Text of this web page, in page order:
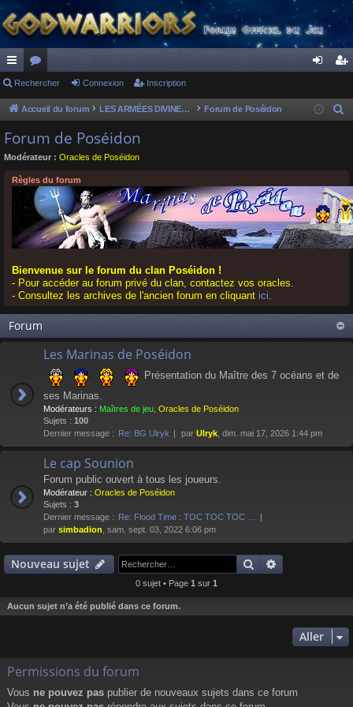
ac
co
ur
ci
or
u
s
ne cri
Rechercher Connexion Inscription
Accueil du forum LES ARMÉES DIVINES - FORUMS DE CLAN Forum de Poséidon
r
c
h
e
Forum de Poséidon
Modérateur : Oracles de Poséidon
Règles du forum
Bienvenue sur le forum du clan Poséidon !
- Pour accéder au forum privé du clan, contactez vos oracles.
- Consultez les archives de l'ancien forum en cliquant ici.
Forum
Les Marinas de Poséidon
Présentation du Maître des 7 océans et de
ses Marinas.
Modérateurs : Maîtres de jeu Oracles de Poséidon
Sujets : 100
Dernier message : Re: BG Ulryk par Ulryk , dim. mai 17, 2026 1:44 pm
Le cap Sounion
Forum public ouvert à tous les joueurs.
Modérateur : Oracles de Poséidon
Sujets : 3
Dernier message : Re: Flood Time : TOC TOC TOC …
par simbadion , sam. sept. 03, 2022 6:06 pm
Nouveau sujet Rechercher
0 sujet • Page 1 sur 1
Aucun sujet n’a été publié dans ce forum.
Aller
Permissions du forum
Vous ne pouvez pas publier de nouveaux sujets dans ce forum